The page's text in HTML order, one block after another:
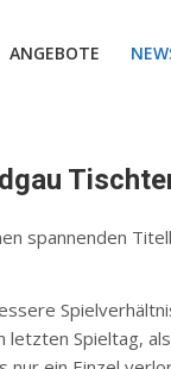
ANGEBOTE
spannenden
Spieltag,